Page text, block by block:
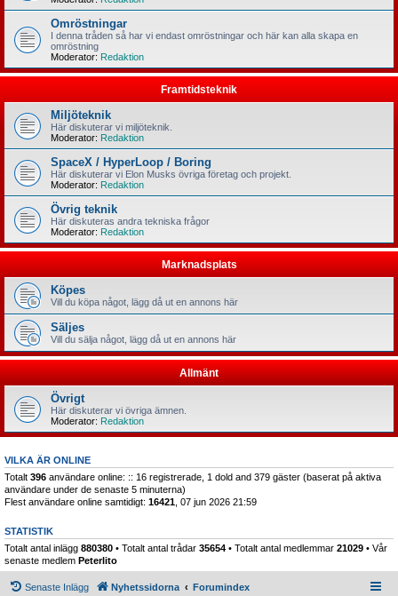
Omröstningar
I denna tråden så har vi endast omröstningar och här kan alla skapa en
omröstning
Moderator: Redaktion
Framtidsteknik
Miljöteknik
Här diskuterar vi miljöteknik.
Moderator: Redaktion
SpaceX / HyperLoop / Boring
Här diskuterar vi Elon Musks övriga företag och projekt.
Moderator: Redaktion
Övrig teknik
Här diskuteras andra tekniska frågor
Moderator: Redaktion
Marknadsplats
Köpes
Vill du köpa något, lägg då ut en annons här
Säljes
Vill du sälja något, lägg då ut en annons här
Allmänt
Övrigt
Här diskuterar vi övriga ämnen.
Moderator: Redaktion
VILKA ÄR ONLINE
Totalt 396 användare online: :: 16 registrerade, 1 dold and 379 gäster (baserat på aktiva
användare under de senaste 5 minuterna)
Flest användare online samtidigt: 16421 , 07 jun 2026 21:59
STATISTIK
Totalt antal inlägg 880380 • Totalt antal trådar 35654 • Totalt antal medlemmar 21029 • Vår
senaste medlem Peterlito
Senaste Inlägg Nyhetssidorna Forumindex